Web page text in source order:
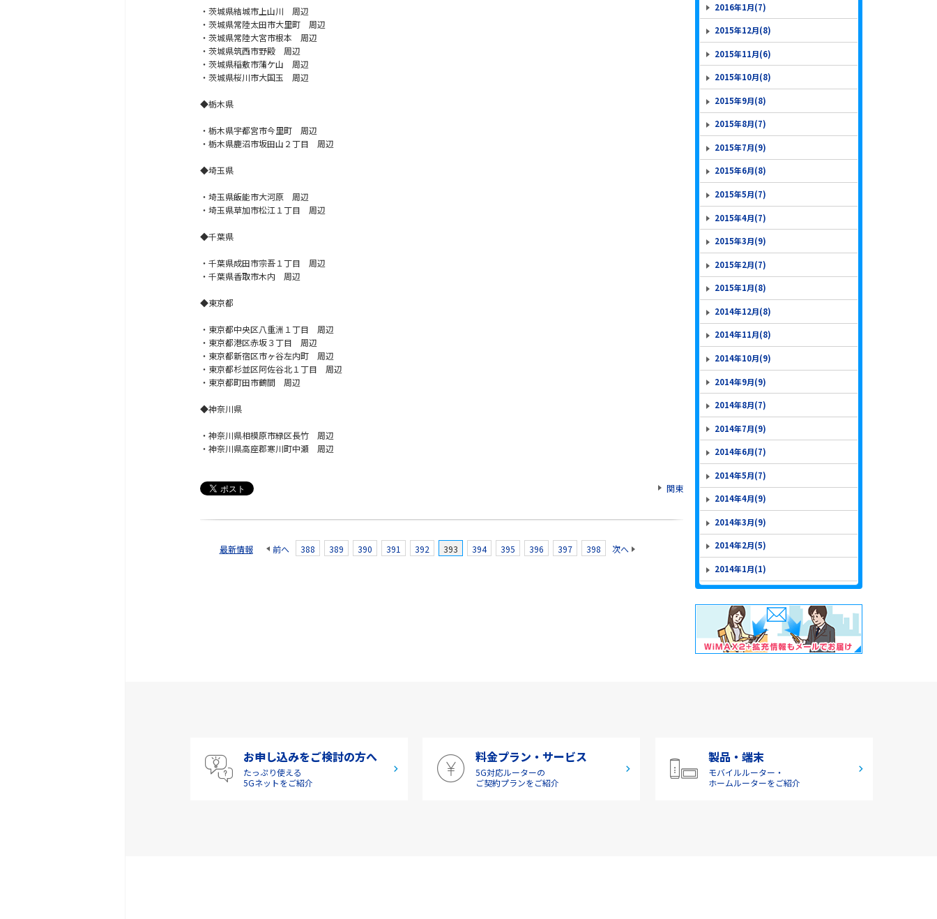
・茨城県結城市上山川 周辺
・茨城県常陸太田市大里町 周辺
・茨城県常陸大宮市根本 周辺
・茨城県筑西市野殿 周辺
・茨城県稲敷市蒲ケ山 周辺
・茨城県桜川市大国玉 周辺
◆栃木県
・栃木県宇都宮市今里町 周辺
・栃木県鹿沼市坂田山２丁目 周辺
◆埼玉県
・埼玉県飯能市大河原 周辺
・埼玉県草加市松江１丁目 周辺
◆千葉県
・千葉県成田市宗吾１丁目 周辺
・千葉県香取市木内 周辺
◆東京都
・東京都中央区八重洲１丁目 周辺
・東京都港区赤坂３丁目 周辺
・東京都新宿区市ヶ谷左内町 周辺
・東京都杉並区阿佐谷北１丁目 周辺
・東京都町田市鶴間 周辺
◆神奈川県
・神奈川県相模原市緑区長竹 周辺
・神奈川県高座郡寒川町中瀬 周辺
関東
最新情報 前へ 388 389 390 391 392 393 394 395 396 397 398 次へ
2016年1月(7)
2015年12月(8)
2015年11月(6)
2015年10月(8)
2015年9月(8)
2015年8月(7)
2015年7月(9)
2015年6月(8)
2015年5月(7)
2015年4月(7)
2015年3月(9)
2015年2月(7)
2015年1月(8)
2014年12月(8)
2014年11月(8)
2014年10月(9)
2014年9月(9)
2014年8月(7)
2014年7月(9)
2014年6月(7)
2014年5月(7)
2014年4月(9)
2014年3月(9)
2014年2月(5)
2014年1月(1)
お申し込みをご検討の方へ
たっぷり使える
5Gネットをご紹介
料金プラン・サービス
5G対応ルーターの
ご契約プランをご紹介
製品・端末
モバイルルーター・
ホームルーターをご紹介